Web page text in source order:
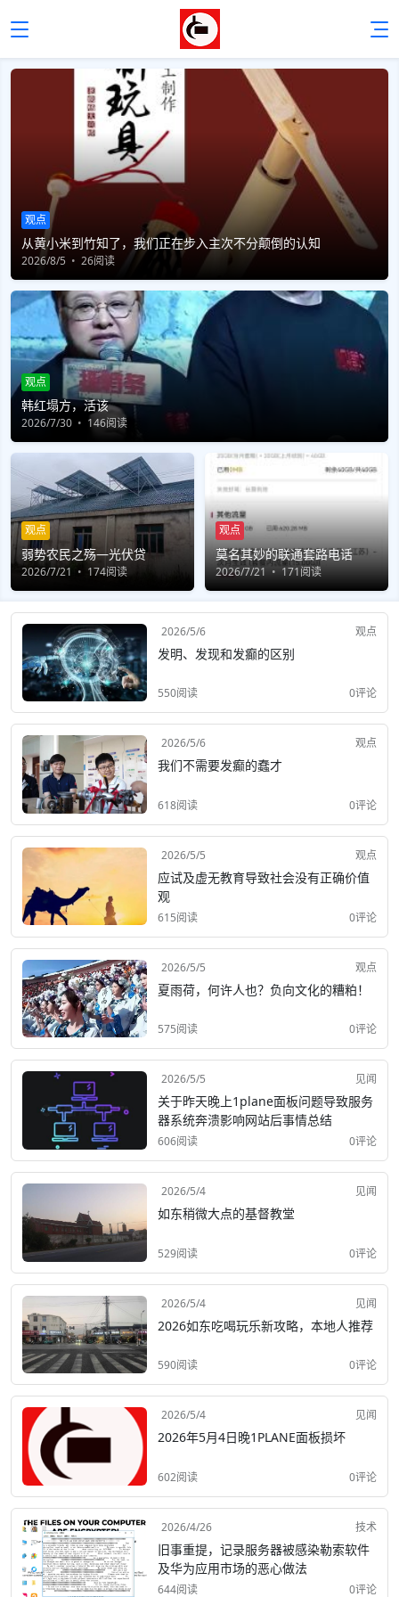
观点
从黄小米到竹知了，我们正在步入主次不分颠倒的认知
2026/8/5 26阅读
观点
韩红塌方，活该
2026/7/30 146阅读
观点
弱势农民之殇—光伏贷
2026/7/21 174阅读
观点
莫名其妙的联通套路电话
2026/7/21 171阅读
2026/5/6 观点
发明、发现和发癫的区别
550阅读 0评论
2026/5/6 观点
我们不需要发癫的蠢才
618阅读 0评论
2026/5/5 观点
应试及虚无教育导致社会没有正确价值
观
615阅读 0评论
2026/5/5 观点
夏雨荷，何许人也？负向文化的糟粕！
575阅读 0评论
2026/5/5 见闻
关于昨天晚上1plane面板问题导致服务
器系统奔溃影响网站后事情总结
606阅读 0评论
2026/5/4 见闻
如东稍微大点的基督教堂
529阅读 0评论
2026/5/4 见闻
2026如东吃喝玩乐新攻略，本地人推荐
590阅读 0评论
2026/5/4 见闻
2026年5月4日晚1PLANE面板损坏
602阅读 0评论
2026/4/26 技术
旧事重提，记录服务器被感染勒索软件
及华为应用市场的恶心做法
644阅读 0评论